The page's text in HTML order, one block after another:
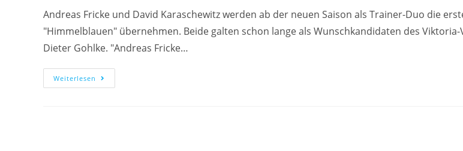
Andreas Fricke und David Karaschewitz werden ab der neuen Saison als Trainer-Duo die
"Himmelblauen" übernehmen. Beide galten schon lange als Wunschkandidaten des
Dieter Gohlke. "Andreas Fricke…
Weiterlesen